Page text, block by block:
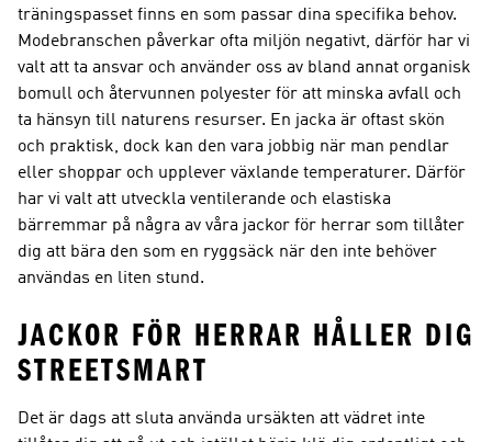
träningspasset finns en som passar dina specifika behov.
Modebranschen påverkar ofta miljön negativt, därför har vi
valt att ta ansvar och använder oss av bland annat organisk
bomull och återvunnen polyester för att minska avfall och
ta hänsyn till naturens resurser. En jacka är oftast skön
och praktisk, dock kan den vara jobbig när man pendlar
eller shoppar och upplever växlande temperaturer. Därför
har vi valt att utveckla ventilerande och elastiska
bärremmar på några av våra jackor för herrar som tillåter
dig att bära den som en ryggsäck när den inte behöver
användas en liten stund.
JACKOR FÖR HERRAR HÅLLER DIG
STREETSMART
Det är dags att sluta använda ursäkten att vädret inte